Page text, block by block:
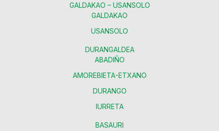
GALDAKAO – USANSOLO
GALDAKAO
USANSOLO
DURANGALDEA
ABADIÑO
AMOREBIETA-ETXANO
DURANGO
IURRETA
BASAURI